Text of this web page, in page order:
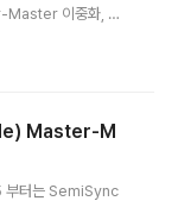
Master 이중화, M
적은 같지만 말이
도 비교적 단순하
부하의 분..
Master-M
터는 SemiSync